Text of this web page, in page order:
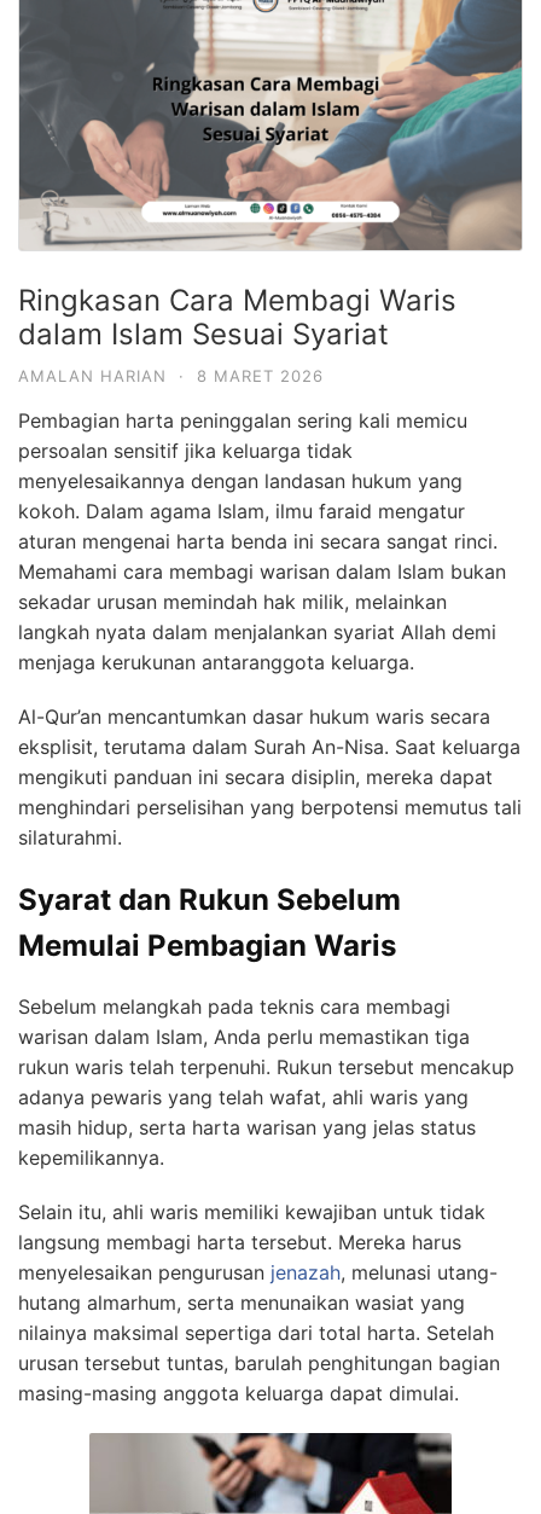
Ringkasan Cara Membagi Waris
dalam Islam Sesuai Syariat
AMALAN HARIAN · 8 MARET 2026
Pembagian harta peninggalan sering kali memicu
persoalan sensitif jika keluarga tidak
menyelesaikannya dengan landasan hukum yang
kokoh. Dalam agama Islam, ilmu faraid mengatur
aturan mengenai harta benda ini secara sangat rinci.
Memahami cara membagi warisan dalam Islam bukan
sekadar urusan memindah hak milik, melainkan
langkah nyata dalam menjalankan syariat Allah demi
menjaga kerukunan antaranggota keluarga.
Al-Qur’an mencantumkan dasar hukum waris secara
eksplisit, terutama dalam Surah An-Nisa. Saat keluarga
mengikuti panduan ini secara disiplin, mereka dapat
menghindari perselisihan yang berpotensi memutus tali
silaturahmi.
Syarat dan Rukun Sebelum
Memulai Pembagian Waris
Sebelum melangkah pada teknis cara membagi
warisan dalam Islam, Anda perlu memastikan tiga
rukun waris telah terpenuhi. Rukun tersebut mencakup
adanya pewaris yang telah wafat, ahli waris yang
masih hidup, serta harta warisan yang jelas status
kepemilikannya.
Selain itu, ahli waris memiliki kewajiban untuk tidak
langsung membagi harta tersebut. Mereka harus
menyelesaikan pengurusan jenazah, melunasi utang-
hutang almarhum, serta menunaikan wasiat yang
nilainya maksimal sepertiga dari total harta. Setelah
urusan tersebut tuntas, barulah penghitungan bagian
masing-masing anggota keluarga dapat dimulai.